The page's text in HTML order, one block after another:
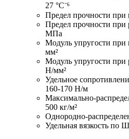
27 °С⁻⁶
Предел прочности
Предел прочности при
МПа
Модуль упругости при
мм²
Модуль упругости при
Н/мм²
Удельное
160-170 Н/м
Максимально-
500 кг/м²
Однородно-
Удельная вязкость по